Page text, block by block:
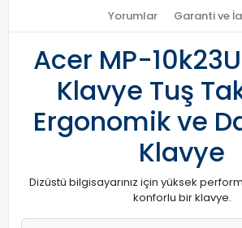
Yorumlar Garanti ve
Acer MP-
Klavye Tuş
Ergonomik ve
Klavye
Dizüstü bilgisayarınız için yüksek
konforlu bir klavye.